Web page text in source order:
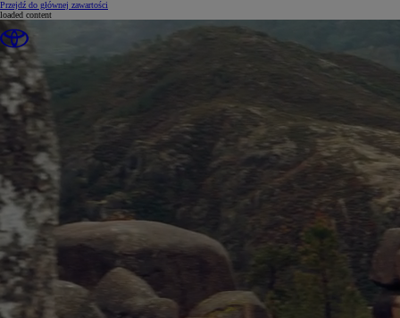
Przejdź do głównej zawartości
loaded content